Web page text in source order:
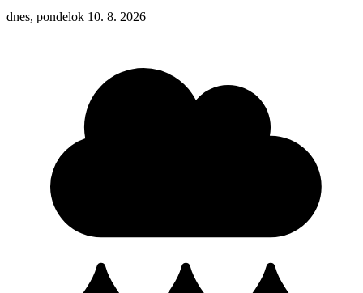
dnes, pondelok 10. 8. 2026